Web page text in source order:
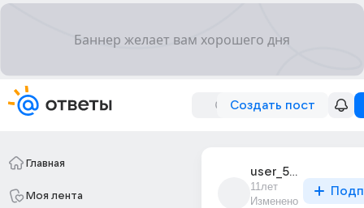
Создать пост
Главная
Моя лента
user_59131482
11лет
Изменено